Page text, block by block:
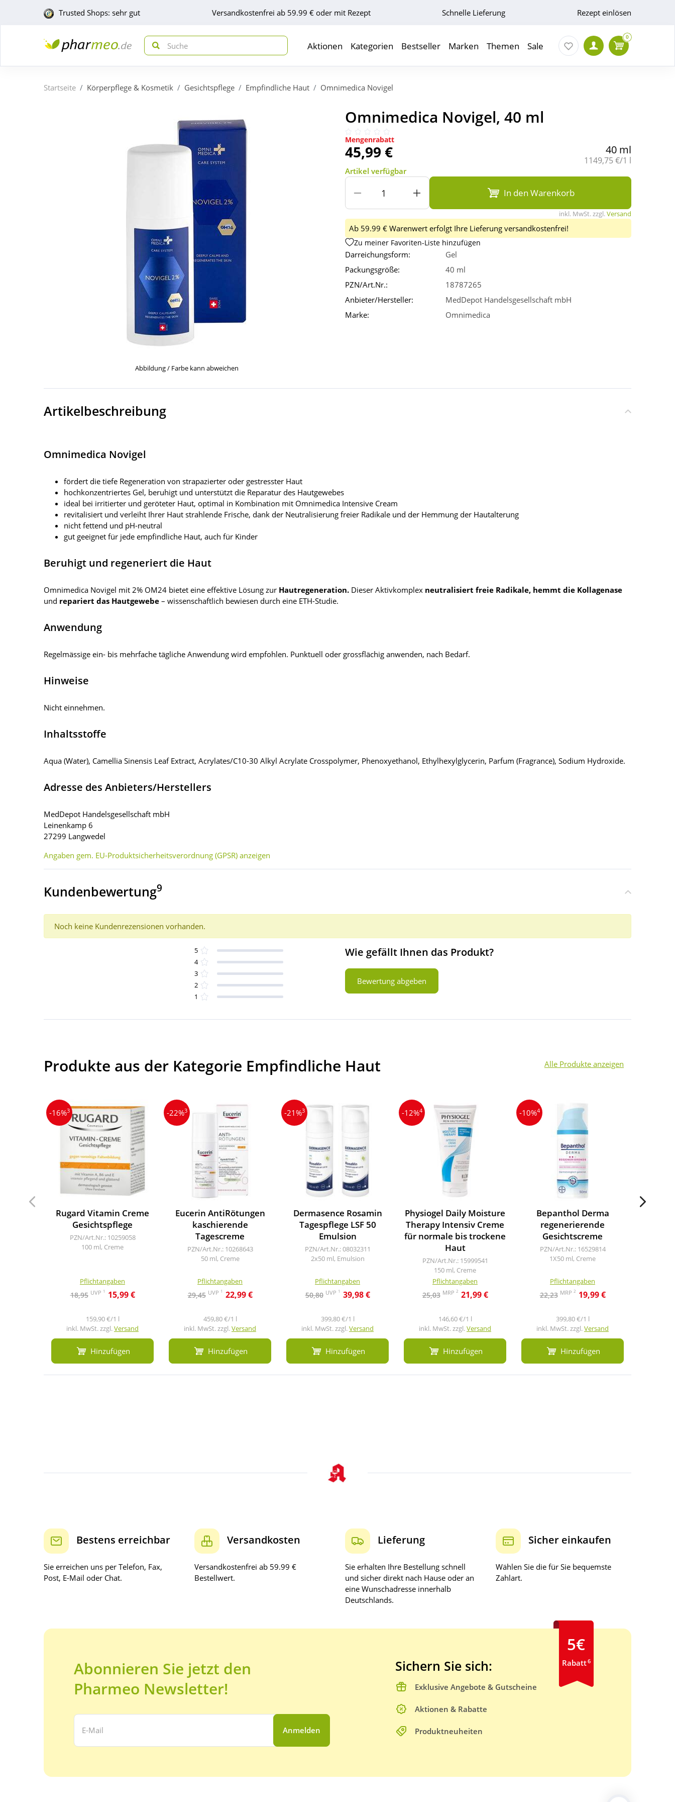
Trusted Shops: sehr gut Versandkostenfrei ab 59.99 € oder mit Rezept Schnelle Lieferung Rezept einlösen
Aktionen Kategorien Bestseller Marken Themen Sale
0
Startseite Körperpflege & Kosmetik Gesichtspflege Empfindliche Haut Omnimedica Novigel
Abbildung / Farbe kann abweichen
Omnimedica Novigel, 40 ml
Mengenrabatt
45,99 € 40 ml
Grundpreis:
1149,75 €/1 l
Artikel verfügbar
In den Warenkorb
inkl. MwSt. zzgl.Versand
Ab 59.99 € Warenwert erfolgt Ihre Lieferung versandkostenfrei!
Zu meiner Favoriten-Liste hinzufügen
Darreichungsform:
Gel
Packungsgröße:
40 ml
PZN/Art.Nr.:
18787265
Anbieter/Hersteller:
MedDepot Handelsgesellschaft mbH
Marke:
Omnimedica
Artikelbeschreibung
Omnimedica Novigel
fördert die tiefe Regeneration von strapazierter oder gestresster Haut
hochkonzentriertes Gel, beruhigt und unterstützt die Reparatur des Hautgewebes
ideal bei irritierter und geröteter Haut, optimal in Kombination mit Omnimedica Intensive Cream
revitalisiert und verleiht Ihrer Haut strahlende Frische, dank der Neutralisierung freier Radikale und der Hemmung der Hautalterung
nicht fettend und pH-neutral
gut geeignet für jede empfindliche Haut, auch für Kinder
Beruhigt und regeneriert die Haut
Omnimedica Novigel mit 2% OM24 bietet eine effektive Lösung zur Hautregeneration. Dieser Aktivkomplex neutralisiert freie Radikale, hemmt die Kollagenase
und repariert das Hautgewebe – wissenschaftlich bewiesen durch eine ETH-Studie.
Anwendung
Regelmässige ein- bis mehrfache tägliche Anwendung wird empfohlen. Punktuell oder grossflächig anwenden, nach Bedarf.
Hinweise
Nicht einnehmen.
Inhaltsstoffe
Aqua (Water), Camellia Sinensis Leaf Extract, Acrylates/C10-30 Alkyl Acrylate Crosspolymer, Phenoxyethanol, Ethylhexylglycerin, Parfum (Fragrance), Sodium Hydroxide.
Adresse des Anbieters/Herstellers
MedDepot Handelsgesellschaft mbH
Leinenkamp 6
27299 Langwedel
Angaben gem. EU-Produktsicherheitsverordnung (GPSR) anzeigen
Kundenbewertung9
Noch keine Kundenrezensionen vorhanden.
5
4
3
2
1
Wie gefällt Ihnen das Produkt?
Bewertung abgeben
Produkte aus der Kategorie Empfindliche Haut Alle Produkte anzeigen
-16%3
Rugard Vitamin Creme
Gesichtspflege
PZN/Art.Nr.: 10259058
100 ml, Creme
Pflichtangaben
18,95 UVP 1 15,99 €
159,90 €/1 l
inkl. MwSt. zzgl.Versand
Hinzufügen
-22%3
Eucerin AntiRötungen
kaschierende
Tagescreme
PZN/Art.Nr.: 10268643
50 ml, Creme
Pflichtangaben
29,45 UVP 1 22,99 €
459,80 €/1 l
inkl. MwSt. zzgl.Versand
Hinzufügen
-21%3
Dermasence Rosamin
Tagespflege LSF 50
Emulsion
PZN/Art.Nr.: 08032311
2x50 ml, Emulsion
Pflichtangaben
50,80 UVP 1 39,98 €
399,80 €/1 l
inkl. MwSt. zzgl.Versand
Hinzufügen
-12%4
Physiogel Daily Moisture
Therapy Intensiv Creme
für normale bis trockene
Haut
PZN/Art.Nr.: 15999541
150 ml, Creme
Pflichtangaben
25,03 MRP 2 21,99 €
146,60 €/1 l
inkl. MwSt. zzgl.Versand
Hinzufügen
-10%4
Bepanthol Derma
regenerierende
Gesichtscreme
PZN/Art.Nr.: 16529814
1X50 ml, Creme
Pflichtangaben
22,23 MRP 2 19,99 €
399,80 €/1 l
inkl. MwSt. zzgl.Versand
Hinzufügen
Bestens erreichbar
Sie erreichen uns per Telefon, Fax,
Post, E-Mail oder Chat.
Versandkosten
Versandkostenfrei ab 59.99 €
Bestellwert.
Lieferung
Sie erhalten Ihre Bestellung schnell
und sicher direkt nach Hause oder an
eine Wunschadresse innerhalb
Deutschlands.
Sicher einkaufen
Wählen Sie die für Sie bequemste
Zahlart.
Abonnieren Sie jetzt den
Pharmeo Newsletter!
Ihre E-Mail Adresse:
Anmelden
Sichern Sie sich:
Exklusive Angebote & Gutscheine
Aktionen & Rabatte
Produktneuheiten
5€
Rabatt6